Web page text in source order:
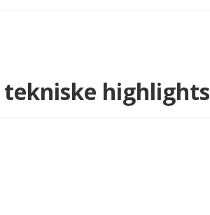
tekniske highlights